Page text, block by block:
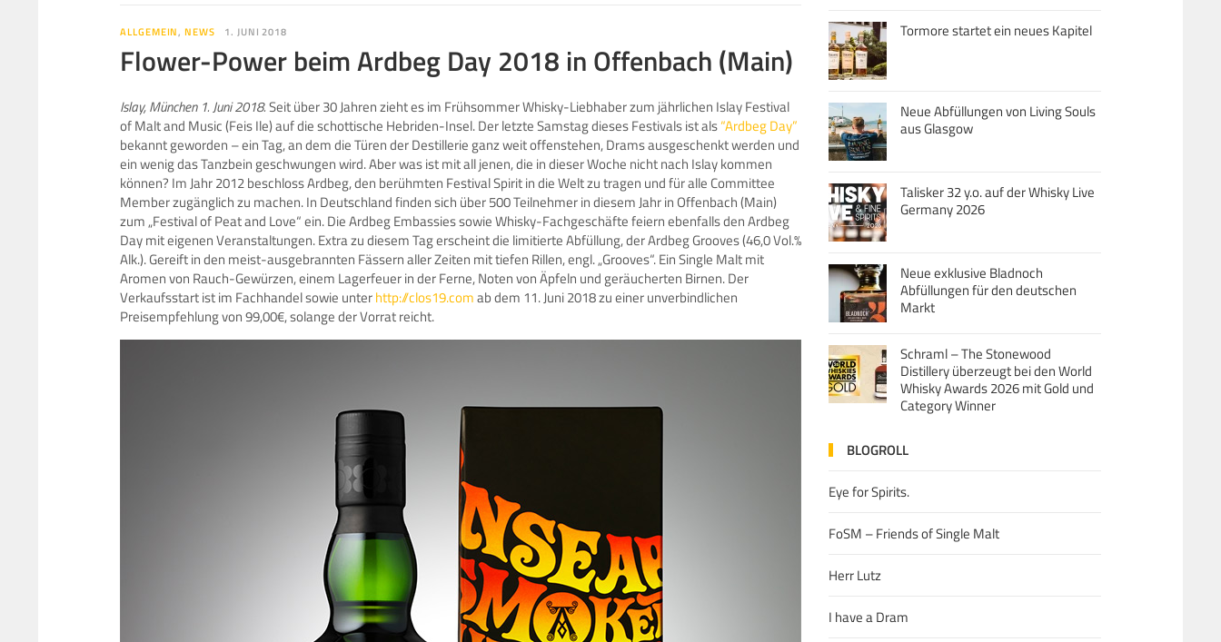
ALLGEMEIN,NEWS 1. JUNI 2018
Flower-Power beim Ardbeg Day 2018 in Offenbach (Main)
Islay, München 1. Juni 2018.Seit über 30 Jahren zieht es im Frühsommer Whisky-Liebhaber zum jährlichen Islay Festival
of Malt and Music (Feis Ile) auf die schottische Hebriden-Insel. Der letzte Samstag dieses Festivals ist als“Ardbeg Day”
bekannt geworden – ein Tag, an dem die Türen der Destillerie ganz weit offenstehen, Drams ausgeschenkt werden und
ein wenig das Tanzbein geschwungen wird. Aber was ist mit all jenen, die in dieser Woche nicht nach Islay kommen
können? Im Jahr 2012 beschloss Ardbeg, den berühmten Festival Spirit in die Welt zu tragen und für alle Committee
Member zugänglich zu machen. In Deutschland finden sich über 500 Teilnehmer in diesem Jahr in Offenbach (Main)
zum „Festival of Peat and Love“ ein. Die Ardbeg Embassies sowie Whisky-Fachgeschäfte feiern ebenfalls den Ardbeg
Day mit eigenen Veranstaltungen. Extra zu diesem Tag erscheint die limitierte Abfüllung, der Ardbeg Grooves (46,0 Vol.%
Alk.). Gereift in den meist-ausgebrannten Fässern aller Zeiten mit tiefen Rillen, engl. „Grooves“. Ein Single Malt mit
Aromen von Rauch-Gewürzen, einem Lagerfeuer in der Ferne, Noten von Äpfeln und geräucherten Birnen. Der
Verkaufsstart ist im Fachhandel sowie unterhttp://clos19.comab dem 11. Juni 2018 zu einer unverbindlichen
Preisempfehlung von 99,00€, solange der Vorrat reicht.
Tormore startet ein neues Kapitel
Neue Abfüllungen von Living Souls
aus Glasgow
Talisker 32 y.o. auf der Whisky Live
Germany 2026
Neue exklusive Bladnoch
Abfüllungen für den deutschen
Markt
Schraml – The Stonewood
Distillery überzeugt bei den World
Whisky Awards 2026 mit Gold und
Category Winner
BLOGROLL
Eye for Spirits.
FoSM – Friends of Single Malt
Herr Lutz
I have a Dram